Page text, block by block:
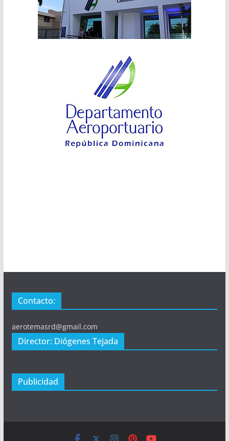
Contacto:
aerotemasrd@gmail.com
Director: Diógenes Tejada
Publicidad